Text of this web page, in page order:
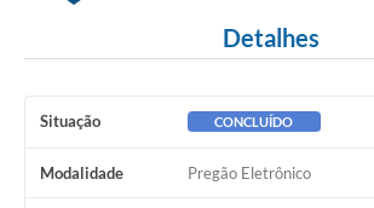
Ouvidoria
Transparência
Detalhes
Situação CONCLUÍDO
Modalidade Pregão Eletrônico